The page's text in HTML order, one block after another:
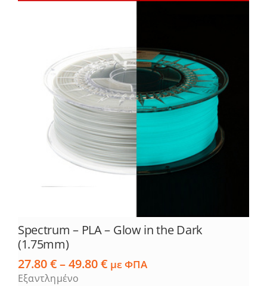
Spectrum – PLA – Glow in the Dark
(1.75mm)
27.80€–49.80€Price
με ΦΠΑ
Εξαντλημένο